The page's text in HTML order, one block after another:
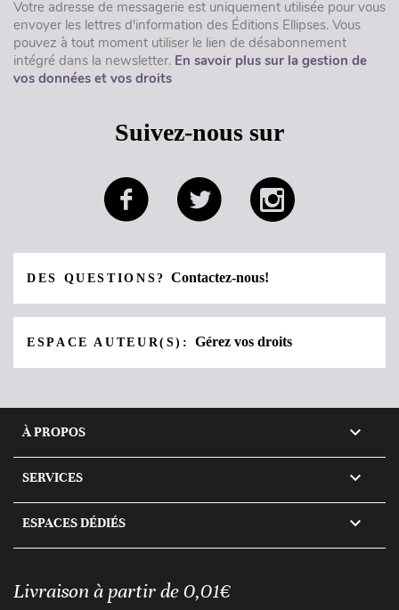
Votre adresse de messagerie est uniquement utilisée pour vous
envoyer les lettres d'information des Éditions Ellipses. Vous
pouvez à tout moment utiliser le lien de désabonnement
intégré dans la newsletter. En savoir plus sur la gestion de
vos données et vos droits
Suivez-nous sur
DES QUESTIONS?Contactez-nous!
ESPACE AUTEUR(S):Gérez vos droits
À PROPOS 
SERVICES 
ESPACES DÉDIÉS 
Livraison à partir de 0,01€